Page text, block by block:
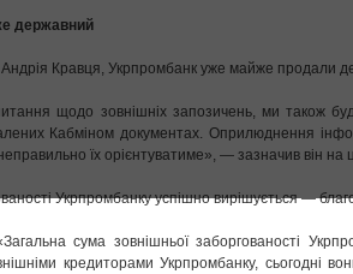
державний
Андрія Кравця, Укрпромбанк уже майже продали
щодо зовнішніх запозичень, ми також
Кабміном документах. Оприлюднення
їх орієнтуватиме», — зазначив він на
Укрпромбанку успішно вирішується —
сума зовнішньої заборгованості
кредиторами Укрпромбанку, сьогодні